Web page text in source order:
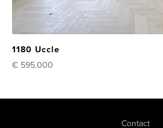
1180 Uccle
€ 595.000
Contact